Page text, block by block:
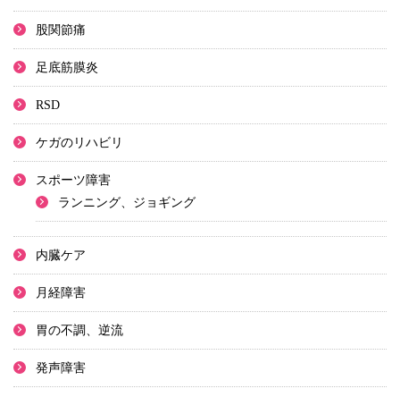
股関節痛
足底筋膜炎
RSD
ケガのリハビリ
スポーツ障害
ランニング、ジョギング
内臓ケア
月経障害
胃の不調、逆流
発声障害